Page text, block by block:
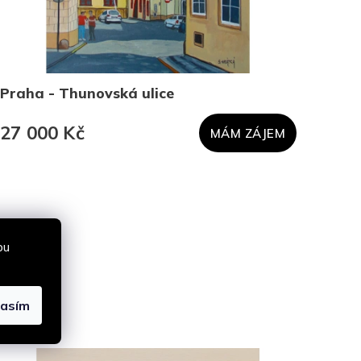
Praha - Thunovská ulice
27 000 Kč MÁM ZÁJEM